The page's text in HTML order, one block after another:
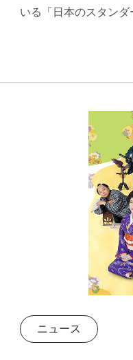
いる「日本のスタン
ニュース